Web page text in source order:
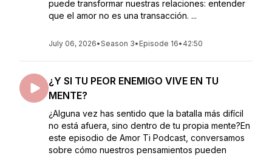
puede transformar nuestras relaciones: entender
que el amor no es una transacción. ...
July 06, 2026•Season 3• Episode 16• 42:50
¿Y SI TU PEOR ENEMIGO VIVE EN TU
MENTE?
¿Alguna vez has sentido que la batalla más difícil
no está afuera, sino dentro de tu propia mente?En
este episodio de Amor Ti Podcast, conversamos
sobre cómo nuestros pensamientos pueden